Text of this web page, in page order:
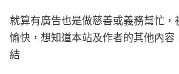
就算有廣告也是做慈善或義務幫忙，
愉快，想知道本站及作者的其他內容
結